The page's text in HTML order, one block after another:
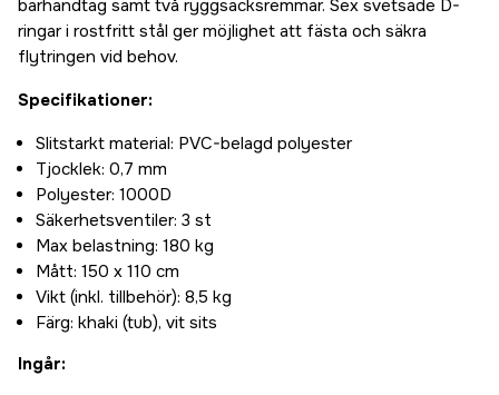
bärhandtag samt två ryggsäcksremmar. Sex svetsade D-
ringar i rostfritt stål ger möjlighet att fästa och säkra
flytringen vid behov.
Specifikationer:
Slitstarkt material: PVC-belagd polyester
Tjocklek: 0,7 mm
Polyester: 1000D
Säkerhetsventiler: 3 st
Max belastning: 180 kg
Mått: 150 x 110 cm
Vikt (inkl. tillbehör): 8,5 kg
Färg: khaki (tub), vit sits
Ingår: